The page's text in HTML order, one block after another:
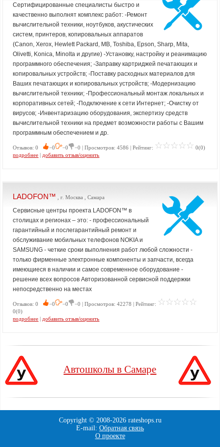
Сертифицированные специалисты быстро и
качественно выполнят комплекс работ: -Ремонт
вычислительной техники, ноутбуков, акустических
систем, принтеров, копировальных аппаратов
(Canon, Xerox, Hewlett Packard, МВ, Toshiba, Epson, Sharp, Mita,
Olivetti, Konica, Minolta и другие) -Установку, настройку и реанимацию
программного обеспечения; -Заправку картриджей печатающих и
копировальных устройств; -Поставку расходных материалов для
Ваших печатающих и копировальных устройств; -Модернизацию
вычислительной техники; -Профессиональный монтаж локальных и
корпоративных сетей; -Подключение к сети Интернет; -Очистку от
вирусов; -Инвентаризацию оборудования, экспертизу средств
вычислительной техники на предмет возможности работы с Вашим
программным обеспечением и др.
Отзывов: 0 −0 −0 −0 | Просмотров: 4586 | Рейтинг:
0(0)
подробнее | добавить отзыв/оценить
LADOFON™ , г. Москва , Самара
Сервисные центры проекта LADOFON™ в
столицах и регионах – это: - профессиональный
гарантийный и послегарантийный ремонт и
обслуживание мобильных телефонов NOKIA и
SAMSUNG - четкие сроки выполнения работ любой сложности -
только фирменные электронные компоненты и запчасти, всегда
имеющиеся в наличии и самое современное оборудование -
решение всех вопросов Авторизованной сервисной поддержки
непосредственно на местах
Отзывов: 0 −0 −0
−0 | Просмотров: 42278 | Рейтинг:
0(0)
подробнее | добавить отзыв/оценить
Автошколы в Самаре
Copyright © 2008-2026 rateshops.ru
E-mail: Обратная связь
О проекте